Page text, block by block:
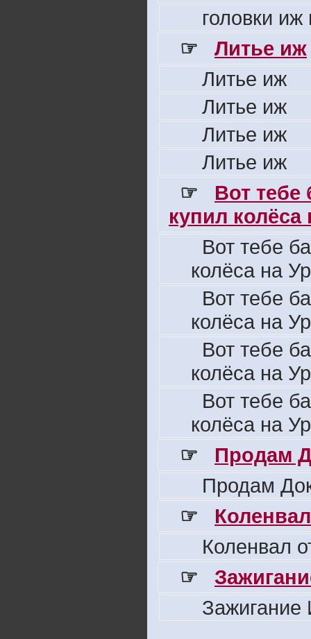
головки
☞
Литье иж
Литье иж
Литье иж
Литье иж
Литье иж
☞
Вот
купил колёса
Вот тебе
колёса на
Вот тебе
колёса на
Вот тебе
колёса на
Вот тебе
колёса на
☞
Продам
Продам
☞
Коленвал
☞